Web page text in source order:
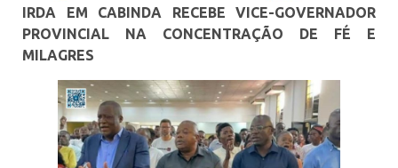
IRDA EM CABINDA RECEBE VICE-GOVERNADOR
PROVINCIAL NA CONCENTRAÇÃO DE FÉ E
MILAGRES